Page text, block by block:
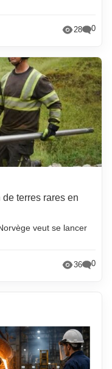
28 0
terres rares en
veut se lancer
36 0